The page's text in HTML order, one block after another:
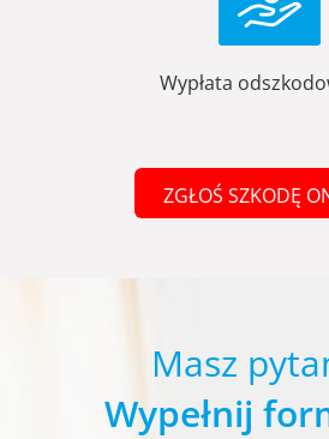
Wypłata
ZGŁOŚ SZKODĘ
Masz
Wypełnij